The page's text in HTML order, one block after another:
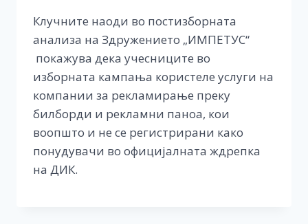
Клучните наоди во постизборната
анализа на Здружението „ИМПЕТУС“
покажува дека учесниците во
изборната кампања користеле услуги на
компании за рекламирање преку
билборди и рекламни паноа, кои
воопшто и не се регистрирани како
понудувачи во официјалната ждрепка
на ДИК.